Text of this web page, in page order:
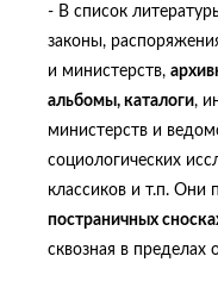
- В список
законы,
и министерств,
альбомы, каталоги,
министерств и
социологических
классиков и т.п. Они
постраничных
сквозная в пределах